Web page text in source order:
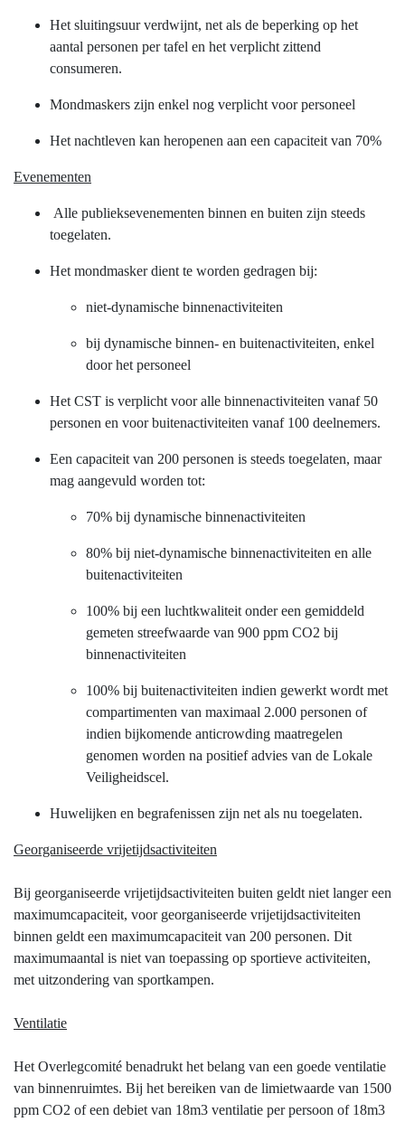
Het sluitingsuur verdwijnt, net als de beperking op het
aantal personen per tafel en het verplicht zittend
consumeren.
Mondmaskers zijn enkel nog verplicht voor personeel
Het nachtleven kan heropenen aan een capaciteit van 70%
Evenementen
Alle publieksevenementen binnen en buiten zijn steeds
toegelaten.
Het mondmasker dient te worden gedragen bij:
niet-dynamische binnenactiviteiten
bij dynamische binnen- en buitenactiviteiten, enkel
door het personeel
Het CST is verplicht voor alle binnenactiviteiten vanaf 50
personen en voor buitenactiviteiten vanaf 100 deelnemers.
Een capaciteit van 200 personen is steeds toegelaten, maar
mag aangevuld worden tot:
70% bij dynamische binnenactiviteiten
80% bij niet-dynamische binnenactiviteiten en alle
buitenactiviteiten
100% bij een luchtkwaliteit onder een gemiddeld
gemeten streefwaarde van 900 ppm CO2 bij
binnenactiviteiten
100% bij buitenactiviteiten indien gewerkt wordt met
compartimenten van maximaal 2.000 personen of
indien bijkomende anticrowding maatregelen
genomen worden na positief advies van de Lokale
Veiligheidscel.
Huwelijken en begrafenissen zijn net als nu toegelaten.
Georganiseerde vrijetijdsactiviteiten
Bij georganiseerde vrijetijdsactiviteiten buiten geldt niet langer een
maximumcapaciteit, voor georganiseerde vrijetijdsactiviteiten
binnen geldt een maximumcapaciteit van 200 personen. Dit
maximumaantal is niet van toepassing op sportieve activiteiten,
met uitzondering van sportkampen.
Ventilatie
Het Overlegcomité benadrukt het belang van een goede ventilatie
van binnenruimtes. Bij het bereiken van de limietwaarde van 1500
ppm CO2 of een debiet van 18m3 ventilatie per persoon of 18m3